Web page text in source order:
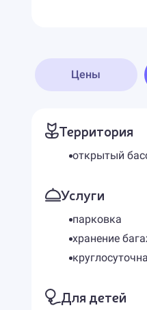
Цены
Территория
открытый
Услуги
парковка
хранение
Для детей